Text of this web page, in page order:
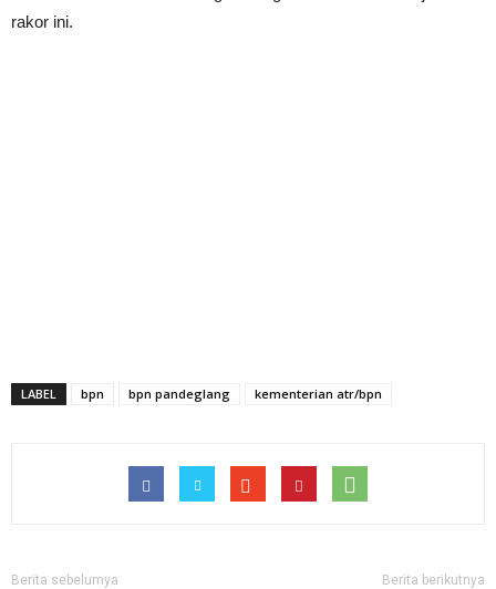
rakor ini.
LABEL bpn bpn pandeglang kementerian atr/bpn
Berita sebelumya Berita berikutnya